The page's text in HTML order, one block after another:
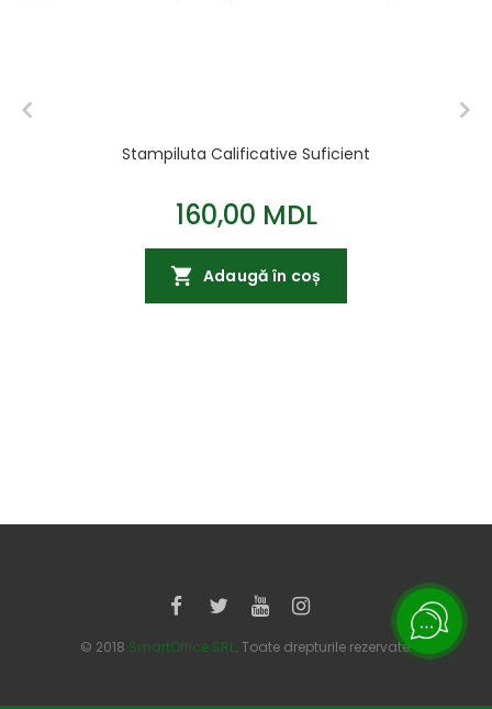
Stampiluta Calificative Suficient
160,00 MDL
Adaugă în coș
© 2018 SmartOffice SRL. Toate drepturile rezervate.